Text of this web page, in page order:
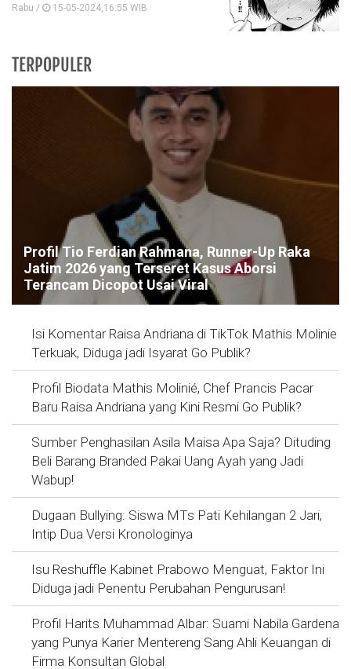
Rabu / 15-05-2024,16:55 WIB
TERPOPULER
Profil Tio Ferdian Rahmana, Runner-Up Raka
Jatim 2026 yang Terseret Kasus Aborsi
Terancam Dicopot Usai Viral
Isi Komentar Raisa Andriana di TikTok Mathis Molinie
Terkuak, Diduga jadi Isyarat Go Publik?
Profil Biodata Mathis Molinié, Chef Prancis Pacar
Baru Raisa Andriana yang Kini Resmi Go Publik?
Sumber Penghasilan Asila Maisa Apa Saja? Dituding
Beli Barang Branded Pakai Uang Ayah yang Jadi
Wabup!
Dugaan Bullying: Siswa MTs Pati Kehilangan 2 Jari,
Intip Dua Versi Kronologinya
Isu Reshuffle Kabinet Prabowo Menguat, Faktor Ini
Diduga jadi Penentu Perubahan Pengurusan!
Profil Harits Muhammad Albar: Suami Nabila Gardena
yang Punya Karier Mentereng Sang Ahli Keuangan di
Firma Konsultan Global